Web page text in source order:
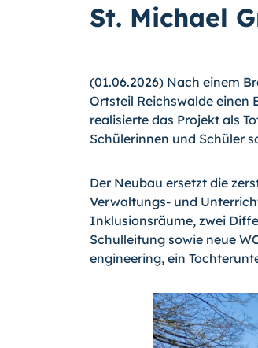
St. Michael
(01.06.2026) Nach einem
Ortsteil Reichswalde einen
realisierte das Projekt als
Schülerinnen und Schüler
Der Neubau ersetzt die
Verwaltungs- und
Inklusionsräume, zwei
Schulleitung sowie neue
engineering, ein